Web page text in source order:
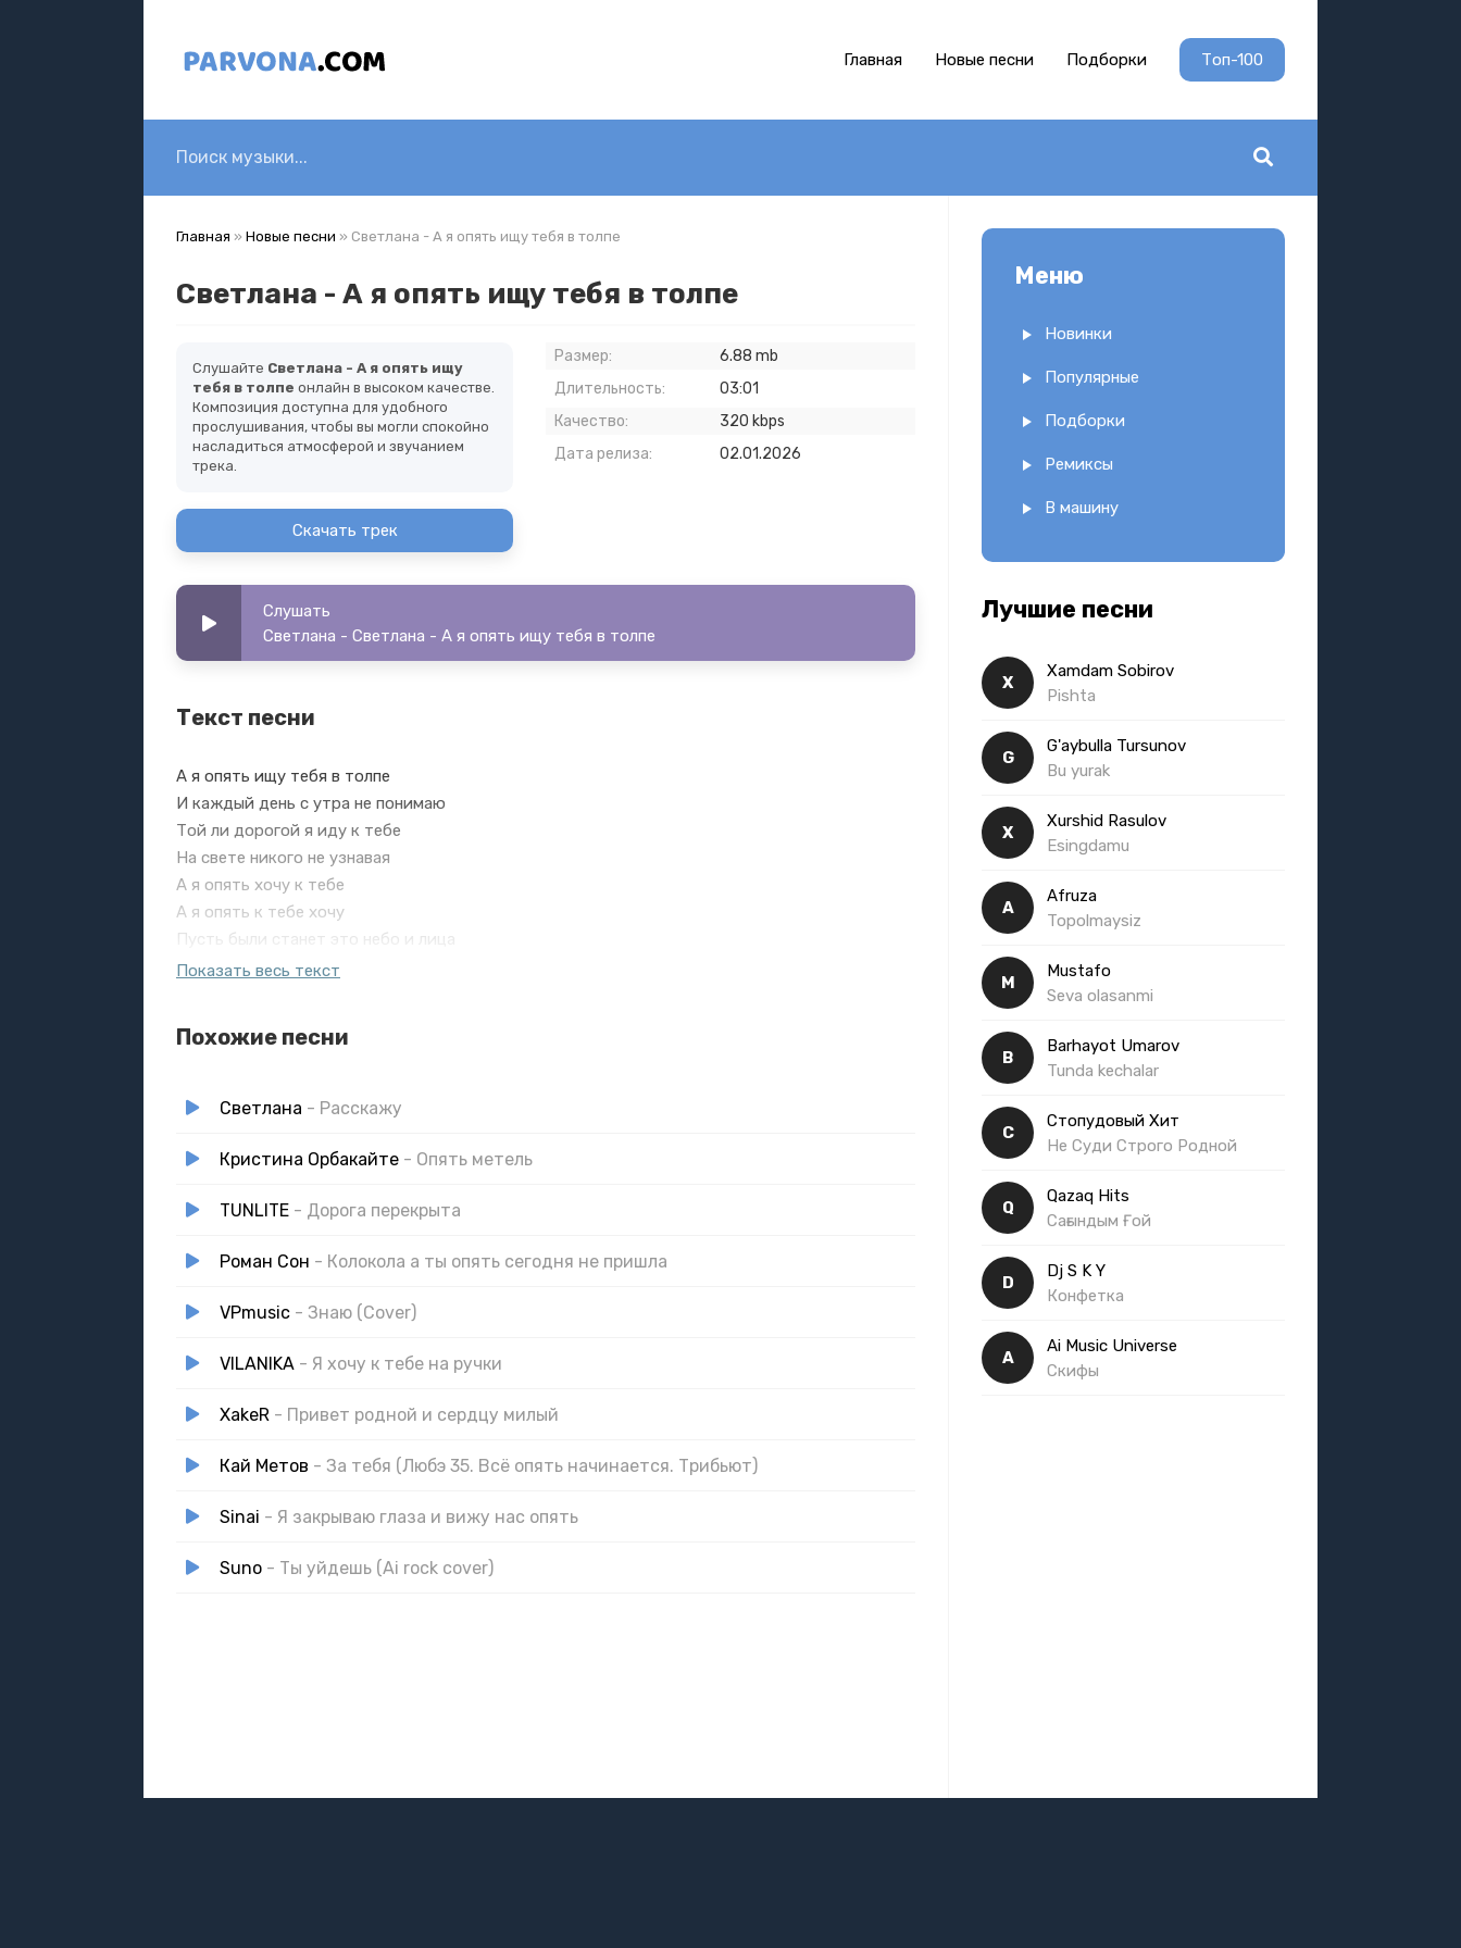
Главная Новые песни Подборки Топ-100
Главная » Новые песни » Светлана - А я опять ищу тебя в толпе
Светлана - А я опять ищу тебя в толпе
Слушайте Светлана - А я опять ищу
тебя в толпе онлайн в высоком качестве.
Композиция доступна для удобного
прослушивания, чтобы вы могли спокойно
насладиться атмосферой и звучанием
трека.
Скачать трек
Размер:
6.88 mb
Длительность:
03:01
Качество:
320 kbps
Дата релиза:
02.01.2026
Слушать
Светлана - Светлана - А я опять ищу тебя в толпе
Текст песни
А я опять ищу тебя в толпе
И каждый день с утра не понимаю
Той ли дорогой я иду к тебе
На свете никого не узнавая
А я опять хочу к тебе
А я опять к тебе хочу
Пусть были станет это небо и лица
Я опять хочу к тебе, а я опять к тебе хочу
Показать весь текст
Похожие песни
Светлана - Расскажу
Кристина Орбакайте - Опять метель
TUNLITE - Дорога перекрыта
Роман Сон - Колокола а ты опять сегодня не пришла
VPmusic - Знаю (Cover)
VILANIKA - Я хочу к тебе на ручки
XakeR - Привет родной и сердцу милый
Кай Метов - За тебя (Любэ 35. Всё опять начинается. Трибьют)
Sinai - Я закрываю глаза и вижу нас опять
Suno - Ты уйдешь (Ai rock cover)
Меню
Новинки
Популярные
Подборки
Ремиксы
В машину
Лучшие песни
X
Xamdam Sobirov
Pishta
G
G'aybulla Tursunov
Bu yurak
X
Xurshid Rasulov
Esingdamu
A
Afruza
Topolmaysiz
M
Mustafo
Seva olasanmi
B
Barhayot Umarov
Tunda kechalar
С
Стопудовый Хит
Не Суди Строго Родной
Q
Qazaq Hits
Сағындым Ғой
D
Dj S K Y
Конфетка
A
Ai Music Universe
Скифы